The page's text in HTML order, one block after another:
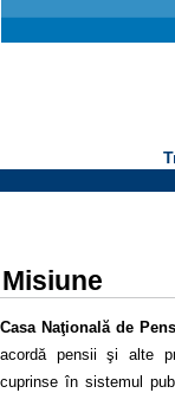
Misiune
Casa Naţională de
acordă pensii şi alte
cuprinse în sistemul